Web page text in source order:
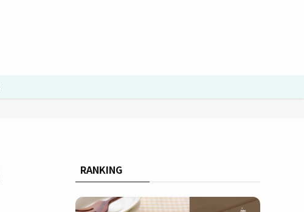
RANKING